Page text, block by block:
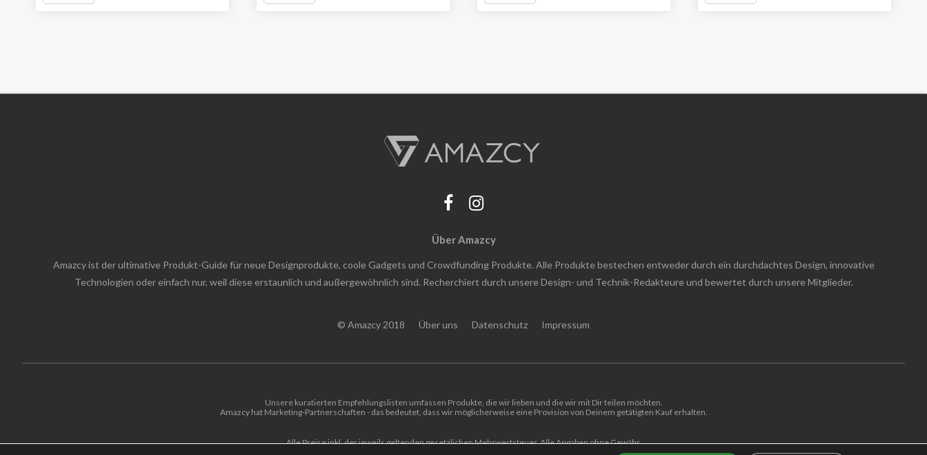
Über Amazcy
Amazcy ist der ultimative Produkt-Guide für neue Designprodukte, coole Gadgets und Crowdfunding Produkte. Alle Produkte bestechen entweder durch ein durchdachtes Design, innovative
Technologien oder einfach nur, weil diese erstaunlich und außergewöhnlich sind. Recherchiert durch unsere Design- und Technik-Redakteure und bewertet durch unsere Mitglieder.
© Amazcy 2018 Über uns Datenschutz Impressum
Unsere kuratierten Empfehlungslisten umfassen Produkte, die wir lieben und die wir mit Dir teilen möchten.
Amazcy hat Marketing-Partnerschaften - das bedeutet, dass wir möglicherweise eine Provision von Deinem getätigten Kauf erhalten.
Alle Preise inkl. der jeweils geltenden gesetzlichen Mehrwertsteuer. Alle Angaben ohne Gewähr.